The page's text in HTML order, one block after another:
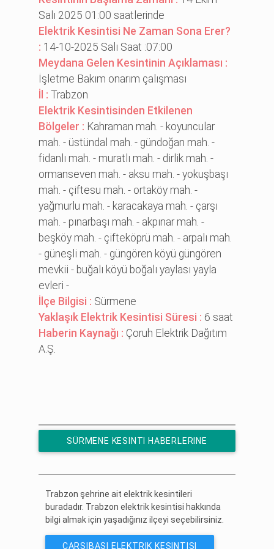
Salı 2025 01:00 saatlerinde
Elektrik Kesintisi Ne Zaman Sona Erer?
: 14-10-2025 Salı Saat :07:00
Meydana Gelen Kesintinin Açıklaması :
İşletme Bakım onarım çalışması
İl :Trabzon
Elektrik Kesintisinden Etkilenen
Bölgeler : Kahraman mah. - koyuncular
mah. - üstündal mah. - gündoğan mah. -
fi̇danlı mah. - muratlı mah. - di̇rli̇k mah. -
ormanseven mah. - aksu mah. - yokuşbaşı
mah. - çi̇ftesu mah. - ortaköy mah. -
yağmurlu mah. - karacakaya mah. - çarşı
mah. - pınarbaşı mah. - akpınar mah. -
beşköy mah. - çi̇fteköprü mah. - arpalı mah.
- güneşli̇ mah. - güngören köyü güngören
mevki̇i̇ - buğalı köyü boğalı yaylası yayla
evleri̇ -
İlçe Bilgisi : Sürmene
Yaklaşık Elektrik Kesintisi Süresi : 6 saat
Haberin Kaynağı : Çoruh Elektrik Dağıtım
A.Ş.
SÜRMENE KESINTI HABERLERINE
Trabzon şehrine ait elektrik kesintileri
buradadır. Trabzon elektrik kesintisi hakkında
bilgi almak için yaşadığınız ilçeyi seçebilirsiniz.
ÇARŞIBAŞI ELEKTRIK KESINTISI